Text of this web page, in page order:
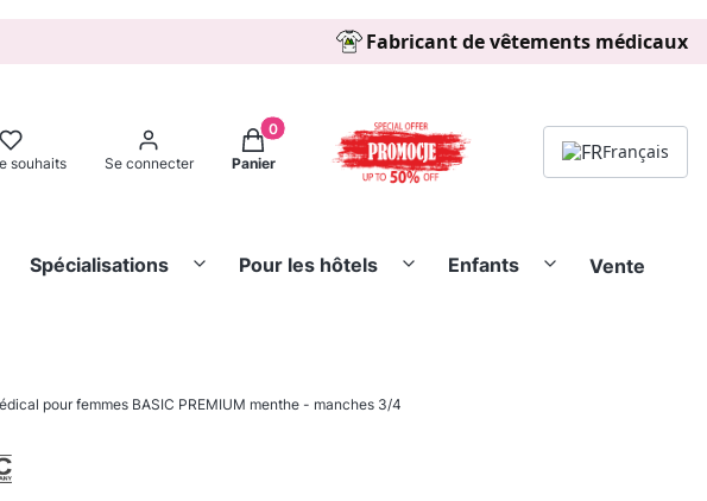
Fabricant de vêtements médicaux
souhaits Se connecter
Produits dans le panier: 0. Regarder les détails
Panier
Français
Spécialisations Pour les hôtels Enfants Vente
pour femmes BASIC PREMIUM menthe - manches 3/4